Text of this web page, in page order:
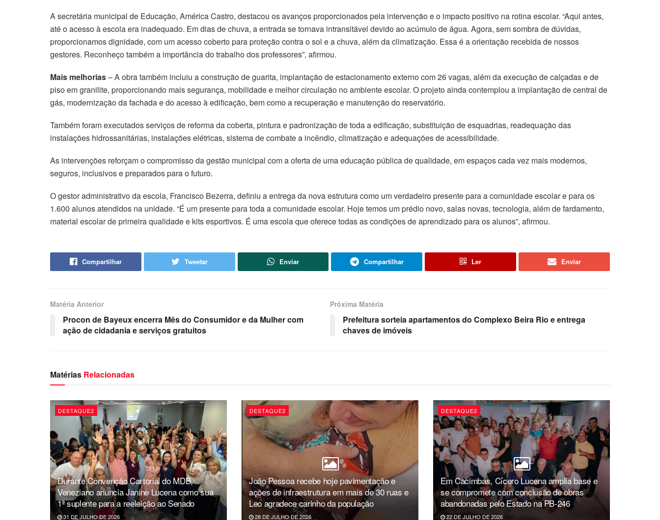
A secretária municipal de Educação, América Castro, destacou os avanços proporcionados pela intervenção e o impacto positivo na rotina escolar. “Aqui antes,
até o acesso à escola era inadequado. Em dias de chuva, a entrada se tornava intransitável devido ao acúmulo de água. Agora, sem sombra de dúvidas,
proporcionamos dignidade, com um acesso coberto para proteção contra o sol e a chuva, além da climatização. Essa é a orientação recebida de nossos
gestores. Reconheço também a importância do trabalho dos professores”, afirmou.
Mais melhorias– A obra também incluiu a construção de guarita, implantação de estacionamento externo com 26 vagas, além da execução de calçadas e de
piso em granilite, proporcionando mais segurança, mobilidade e melhor circulação no ambiente escolar. O projeto ainda contemplou a implantação de central de
gás, modernização da fachada e do acesso à edificação, bem como a recuperação e manutenção do reservatório.
Também foram executados serviços de reforma da coberta, pintura e padronização de toda a edificação, substituição de esquadrias, readequação das
instalações hidrossanitárias, instalações elétricas, sistema de combate a incêndio, climatização e adequações de acessibilidade.
As intervenções reforçam o compromisso da gestão municipal com a oferta de uma educação pública de qualidade, em espaços cada vez mais modernos,
seguros, inclusivos e preparados para o futuro.
O gestor administrativo da escola, Francisco Bezerra, definiu a entrega da nova estrutura como um verdadeiro presente para a comunidade escolar e para os
1.600 alunos atendidos na unidade. “É um presente para toda a comunidade escolar. Hoje temos um prédio novo, salas novas, tecnologia, além de fardamento,
material escolar de primeira qualidade e kits esportivos. É uma escola que oferece todas as condições de aprendizado para os alunos”, afirmou.
Compartilhar Tweetar Enviar Compartilhar Ler Enviar
Matéria Anterior
Procon de Bayeux encerra Mês do Consumidor e da Mulher com
ação de cidadania e serviços gratuitos
Próxima Matéria
Prefeitura sorteia apartamentos do Complexo Beira Rio e entrega
chaves de imóveis
Matérias Relacionadas
DESTAQUE2
Durante Convenção Cartorial do MDB,
Veneziano anuncia Janine Lucena como sua
1ª suplente para a reeleição ao Senado
31 DE JULHO DE 2026
DESTAQUE2
João Pessoa recebe hoje pavimentação e
ações de infraestrutura em mais de 30 ruas e
Leo agradece carinho da população
28 DE JULHO DE 2026
DESTAQUE2
Em Cacimbas, Cícero Lucena amplia base e
se compromete com conclusão de obras
abandonadas pelo Estado na PB-246
22 DE JULHO DE 2026